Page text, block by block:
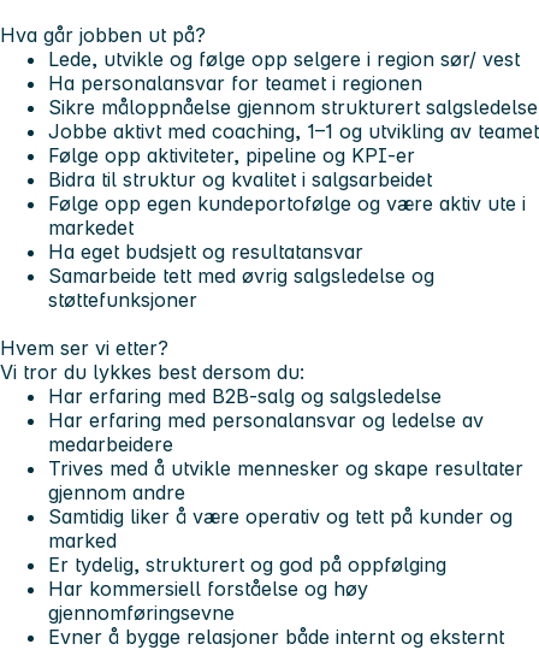
Hva går jobben ut på?
Lede, utvikle og følge opp selgere i region sør/ vest
Ha personalansvar for teamet i regionen
Sikre måloppnåelse gjennom strukturert salgsledelse
Jobbe aktivt med coaching, 1–1 og utvikling av teamet
Følge opp aktiviteter, pipeline og KPI-er
Bidra til struktur og kvalitet i salgsarbeidet
Følge opp egen kundeportofølge og være aktiv ute i
markedet
Ha eget budsjett og resultatansvar
Samarbeide tett med øvrig salgsledelse og
støttefunksjoner
Hvem ser vi etter?
Vi tror du lykkes best dersom du:
Har erfaring med B2B-salg og salgsledelse
Har erfaring med personalansvar og ledelse av
medarbeidere
Trives med å utvikle mennesker og skape resultater
gjennom andre
Samtidig liker å være operativ og tett på kunder og
marked
Er tydelig, strukturert og god på oppfølging
Har kommersiell forståelse og høy
gjennomføringsevne
Evner å bygge relasjoner både internt og eksternt